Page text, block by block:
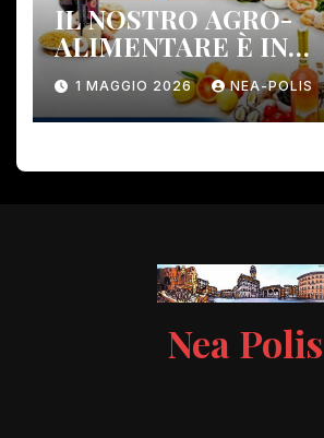
IL NOSTRO AGRO-
ALIMENTARE È IN
PERICOLO!
1 MAGGIO 2026 NEA-POLIS
Nea Polis